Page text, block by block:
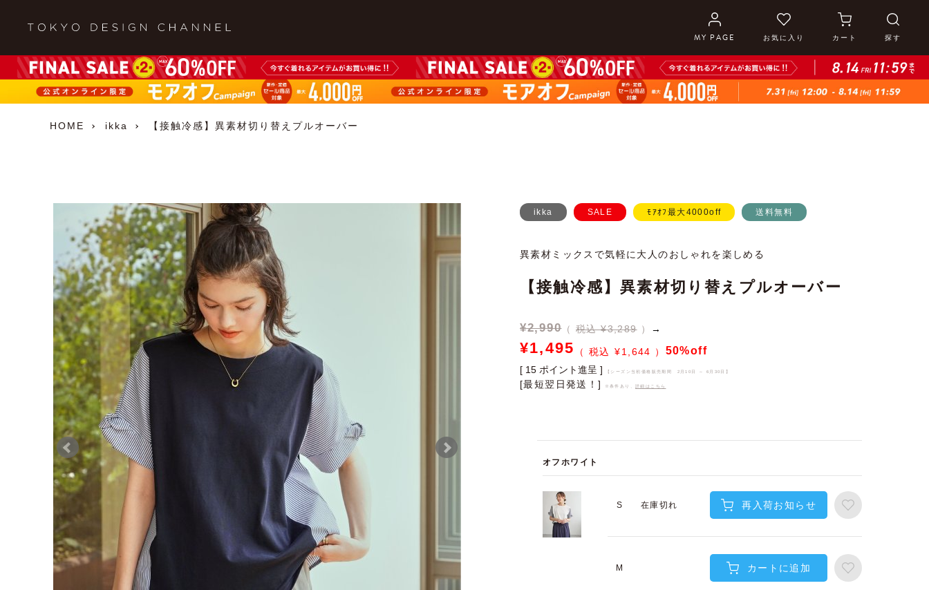
MY PAGE お気に入り カート 探す
HOME ikka 【接触冷感】異素材切り替えプルオーバー
ikka SALE ﾓｱｵﾌ最大4000off 送料無料
異素材ミックスで気軽に大人のおしゃれを楽しめる
【接触冷感】異素材切り替えプルオーバー
¥2,990 税込 ¥3,289 →
¥1,495 ¥1,644 50%off
[ 15 ポイント進呈 ] 【シーズン当初価格販売期間 2月10日 ～ 6月30日 】
[最短翌日発送！] ※条件あり、 詳細はこちら
オフホワイト
S 在庫切れ 再入荷お知らせ
M カートに追加